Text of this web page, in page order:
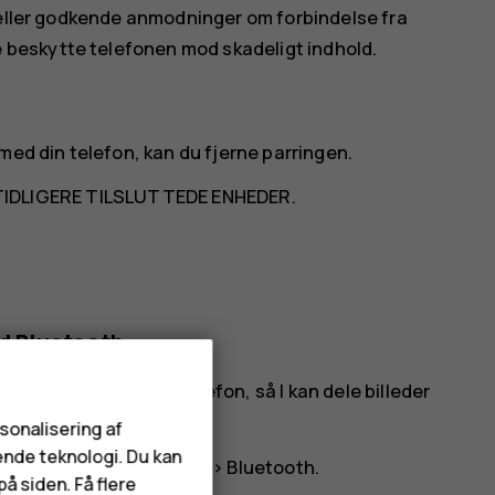
godkende anmodninger om forbindelse fra
beskytte telefonen mod skadeligt indhold.
din telefon, kan du fjerne parringen.
TILSLUTTEDE ENHEDER.
Bluetooth
til din vens telefon, så I kan dele billeder
> Bluetooth.
af
teknologi. Du kan
siden. Få flere